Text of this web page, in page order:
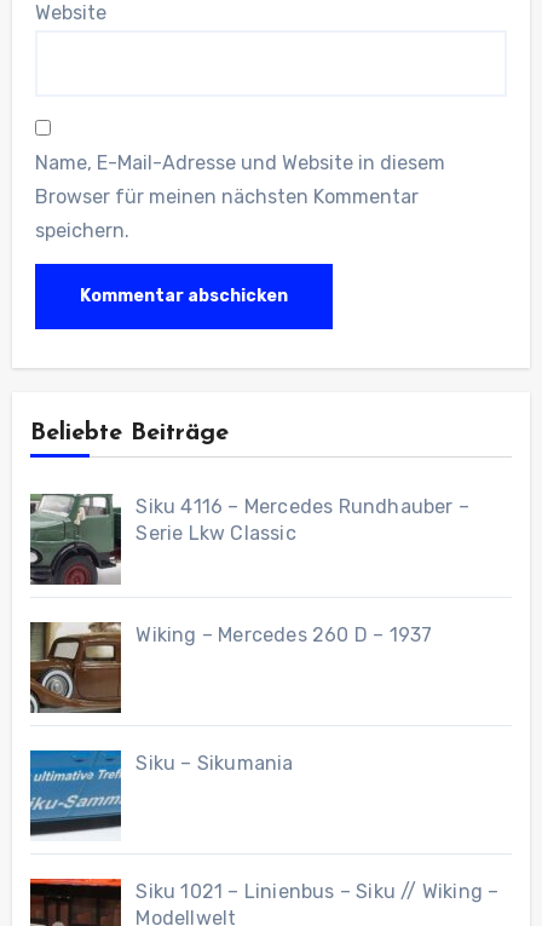
Website
Name, E-Mail-Adresse und Website in diesem
Browser für meinen nächsten Kommentar
speichern.
Beliebte Beiträge
Siku 4116 – Mercedes Rundhauber –
Serie Lkw Classic
Wiking – Mercedes 260 D – 1937
Siku – Sikumania
Siku 1021 – Linienbus – Siku // Wiking –
Modellwelt